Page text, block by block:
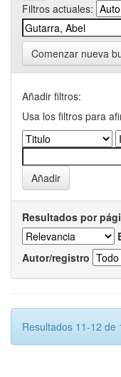
Filtros actuales:
Comenzar nueva
Añadir filtros:
Usa los filtros para
Resultados por
Autor/registro
Resultados 11-12 de